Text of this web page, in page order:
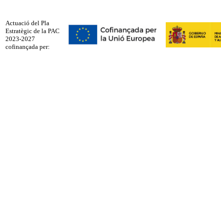
Actuació del Pla
Estratègic de la PAC
2023-2027
cofinançada per: